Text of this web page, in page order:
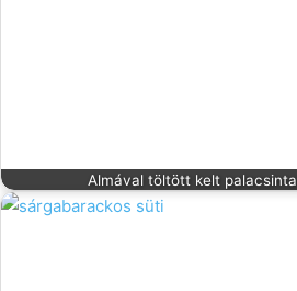
Almával töltött kelt palacsinta